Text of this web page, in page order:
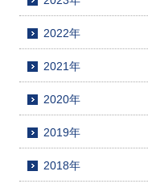
2022年
2021年
2020年
2019年
2018年